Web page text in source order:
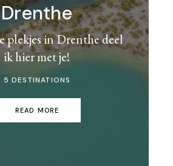
Drenthe
plekjes in Drenthe deel
ik hier met je!
5 DESTINATIONS
READ MORE